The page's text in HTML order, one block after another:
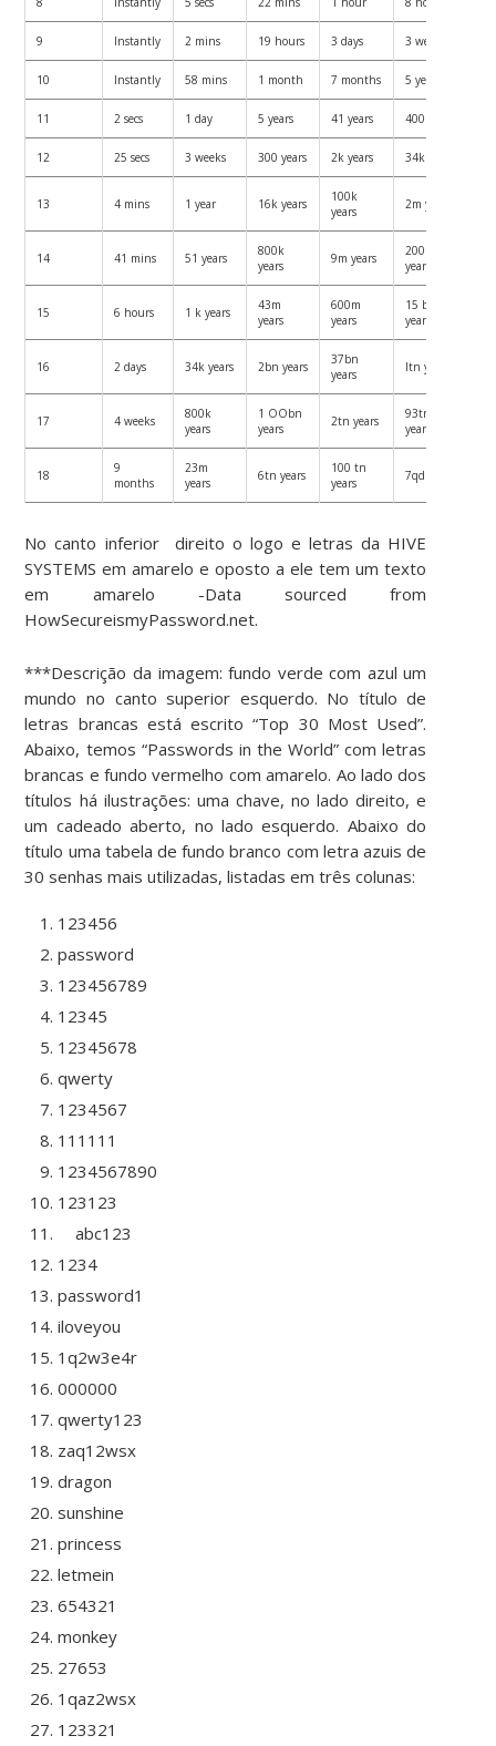
9 Instantly 2 mins 19 hours 3 days 3 weeks
10 Instantly 58 mins 1 month 7 months 5 years
11 2 secs 1 day 5 years 41 years 400 years
12 25 secs 3 weeks 300 years 2k years 34k years
13 4 mins 1 year 16k years
100k
years
2m years
14 41 mins 51 years
800k
years
9m years
200m
years
15 6 hours 1 k years
43m
years
600m
years
15 bn
years
16 2 days 34k years 2bn years
37bn
years
Itn years
17 4 weeks
800k
years
1 OObn
years
2tn years
93tn
years
18
9
months
23m
years
6tn years
100 tn
years
7qd years
No canto inferior direito o logo e letras da HIVE
SYSTEMS em amarelo e oposto a ele tem um texto
em amarelo -Data sourced from
HowSecureismyPassword.net.
***Descrição da imagem: fundo verde com azul um
mundo no canto superior esquerdo. No título de
letras brancas está escrito “Top 30 Most Used”.
Abaixo, temos “Passwords in the World” com letras
brancas e fundo vermelho com amarelo. Ao lado dos
títulos há ilustrações: uma chave, no lado direito, e
um cadeado aberto, no lado esquerdo. Abaixo do
título uma tabela de fundo branco com letra azuis de
30 senhas mais utilizadas, listadas em três colunas:
123456
password
123456789
12345
12345678
qwerty
1234567
111111
1234567890
123123
abc123
1234
password1
iloveyou
1q2w3e4r
000000
qwerty123
zaq12wsx
dragon
sunshine
princess
letmein
654321
monkey
27653
1qaz2wsx
123321